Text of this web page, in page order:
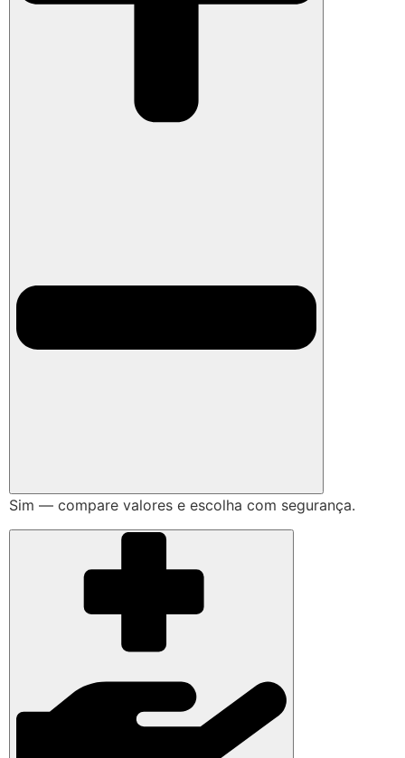
Sim — compare valores e escolha com segurança.